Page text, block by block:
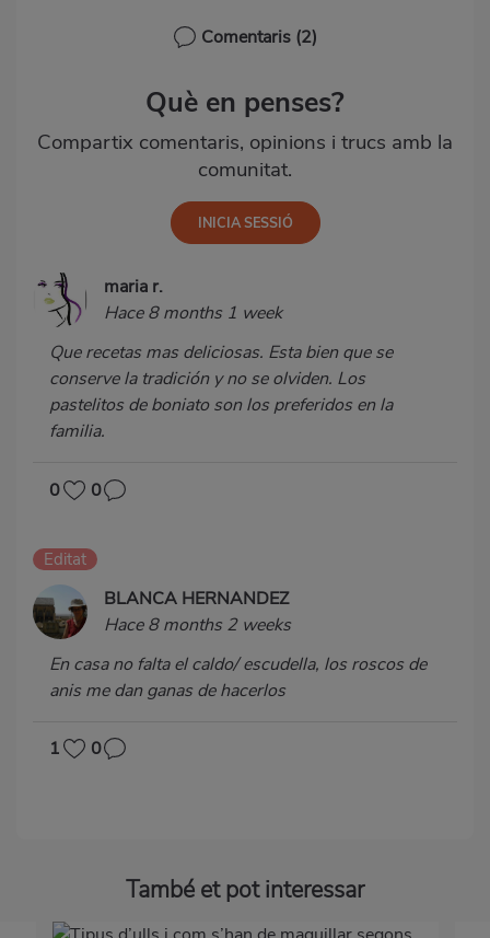
Comentaris (2)
Què en penses?
Compartix comentaris, opinions i trucs amb la
comunitat.
maria r.
Hace 8 months 1 week
Que recetas mas deliciosas. Esta bien que se
conserve la tradición y no se olviden. Los
pastelitos de boniato son los preferidos en la
familia.
0 0
Editat
BLANCA HERNANDEZ
Hace 8 months 2 weeks
En casa no falta el caldo/ escudella, los roscos de
anis me dan ganas de hacerlos
1 0
També et pot interessar